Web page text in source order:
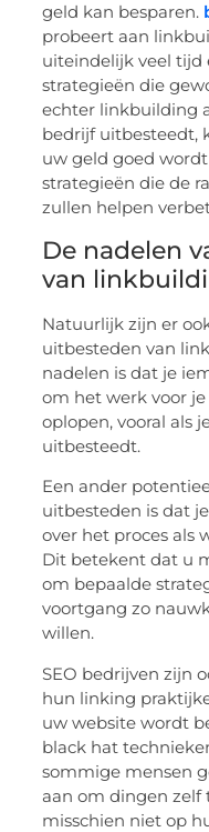
geld kan besparen.
probeert aan
uiteindelijk veel tijd
strategieën die
echter linkbuilding
bedrijf uitbesteedt,
uw geld goed
strategieën die de
zullen helpen
De nadelen
van
Natuurlijk zijn er
uitbesteden van
nadelen is dat je
om het werk voor
oplopen, vooral als
uitbesteedt.
Een ander
uitbesteden is dat
over het proces als
Dit betekent dat u
om bepaalde
voortgang zo
willen.
SEO bedrijven zijn
hun linking
uw website wordt
black hat
sommige mensen
aan om dingen zelf
misschien niet op